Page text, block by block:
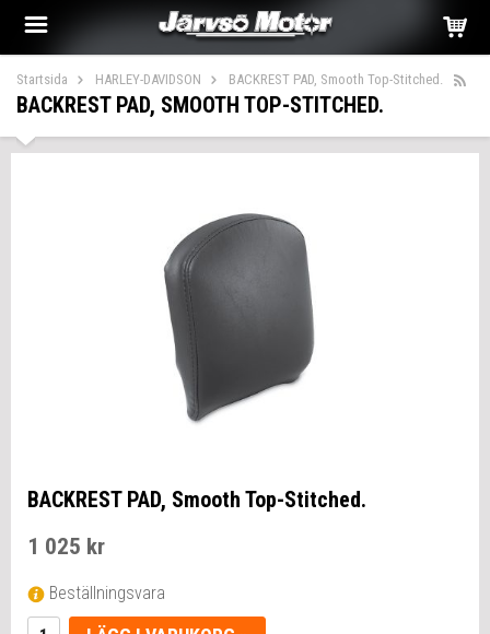
Startsida HARLEY-DAVIDSON BACKREST PAD, Smooth Top-Stitched.
BACKREST PAD, SMOOTH TOP-STITCHED.
BACKREST PAD, Smooth Top-Stitched.
1 025 kr
Beställningsvara